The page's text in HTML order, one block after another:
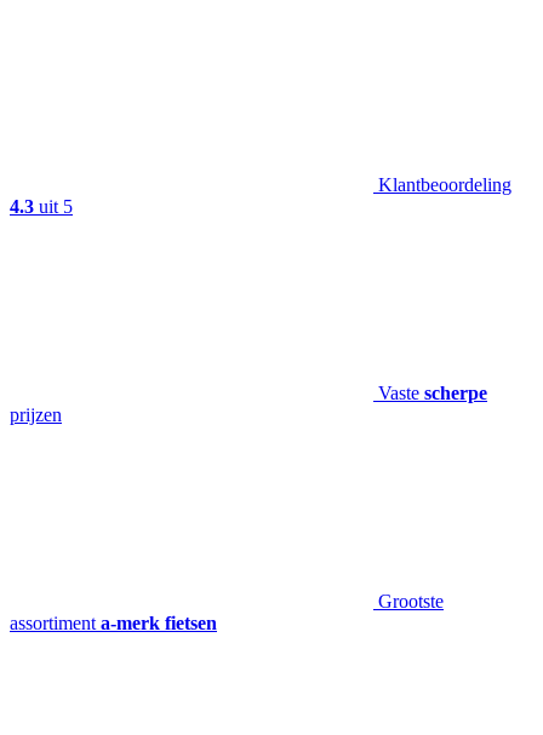
Klantbeoordeling
4.3 uit 5
Vaste scherpe
prijzen
Grootste
assortiment a-merk fietsen